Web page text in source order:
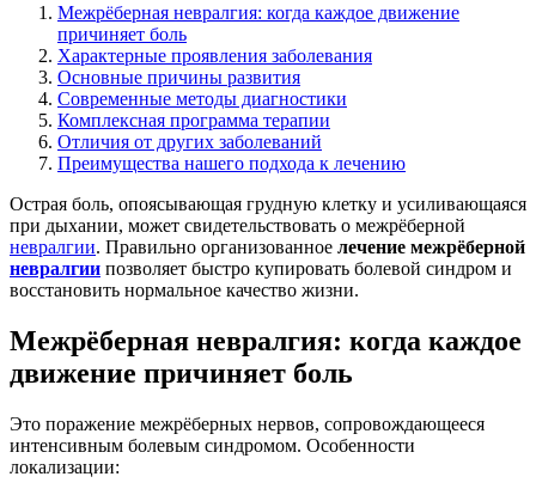
Межрёберная невралгия: когда каждое движение
причиняет боль
Характерные проявления заболевания
Основные причины развития
Современные методы диагностики
Комплексная программа терапии
Отличия от других заболеваний
Преимущества нашего подхода к лечению
Острая боль, опоясывающая грудную клетку и усиливающаяся
при дыхании, может свидетельствовать о межрёберной
невралгии. Правильно организованное лечение межрёберной
невралгии позволяет быстро купировать болевой синдром и
восстановить нормальное качество жизни.
Межрёберная невралгия: когда каждое
движение причиняет боль
Это поражение межрёберных нервов, сопровождающееся
интенсивным болевым синдромом. Особенности
локализации: